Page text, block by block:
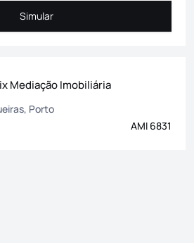
Simular
Simular
Mediação Imobiliária
Porto
AMI 6831